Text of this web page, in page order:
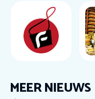
MEER NIEUWS